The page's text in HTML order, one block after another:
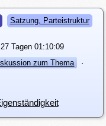
Satzung, Parteistruktur
Tagen 01:10:09
zum Thema
·